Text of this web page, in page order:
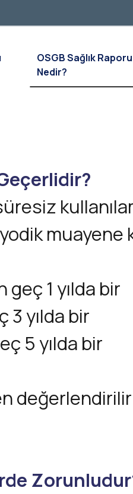
muayene
1 yılda bir
3 yılda bir
5 yılda bir
OSGB Sağlık Raporu
Nedir?